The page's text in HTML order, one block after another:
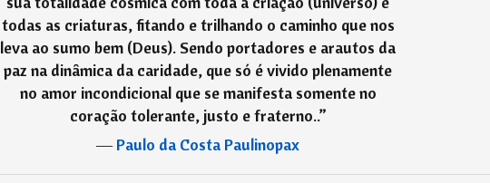
todas as criaturas, fitando e trilhando o caminho que nos
leva ao sumo bem (Deus). Sendo portadores e arautos da
paz na dinâmica da caridade, que só é vivido plenamente
no amor incondicional que se manifesta somente no
coração tolerante, justo e fraterno..”
―Paulo da Costa Paulinopax